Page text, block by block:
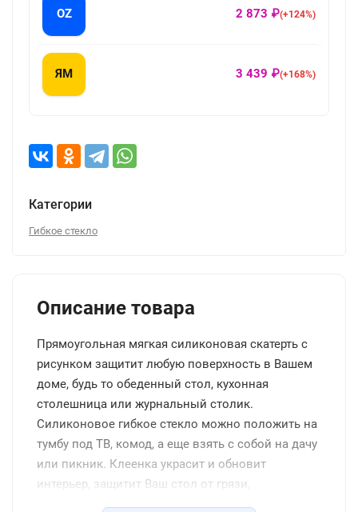
OZ 2 873 ₽(+124%)
ЯМ 3 439 ₽(+168%)
Категории
Гибкое стекло
Описание товара
Прямоугольная мягкая силиконовая скатерть с
рисунком защитит любую поверхность в Вашем
доме, будь то обеденный стол, кухонная
столешница или журнальный столик.
Силиконовое гибкое стекло можно положить на
тумбу под ТВ, комод, а еще взять с собой на дачу
или пикник. Клеенка украсит и обновит
интерьер, защитит Ваш стол от грязи,
потертостей, царапин, станет отличным